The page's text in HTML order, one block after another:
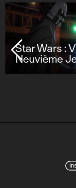
Star Wars :
Neuvième